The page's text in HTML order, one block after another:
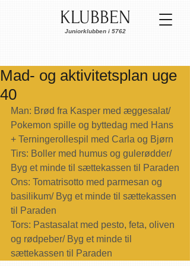
KLUBBEN
Juniorklubben i 5762
Mad- og aktivitetsplan uge
40
Man: Brød fra Kasper med æggesalat/
Pokemon spille og byttedag med Hans
+ Terningerollespil med Carla og Bjørn
Tirs: Boller med humus og gulerødder/
Byg et minde til sættekassen til Paraden
Ons: Tomatrisotto med parmesan og
basilikum/ Byg et minde til sættekassen
til Paraden
Tors: Pastasalat med pesto, feta, oliven
og rødpeber/ Byg et minde til
sættekassen til Paraden